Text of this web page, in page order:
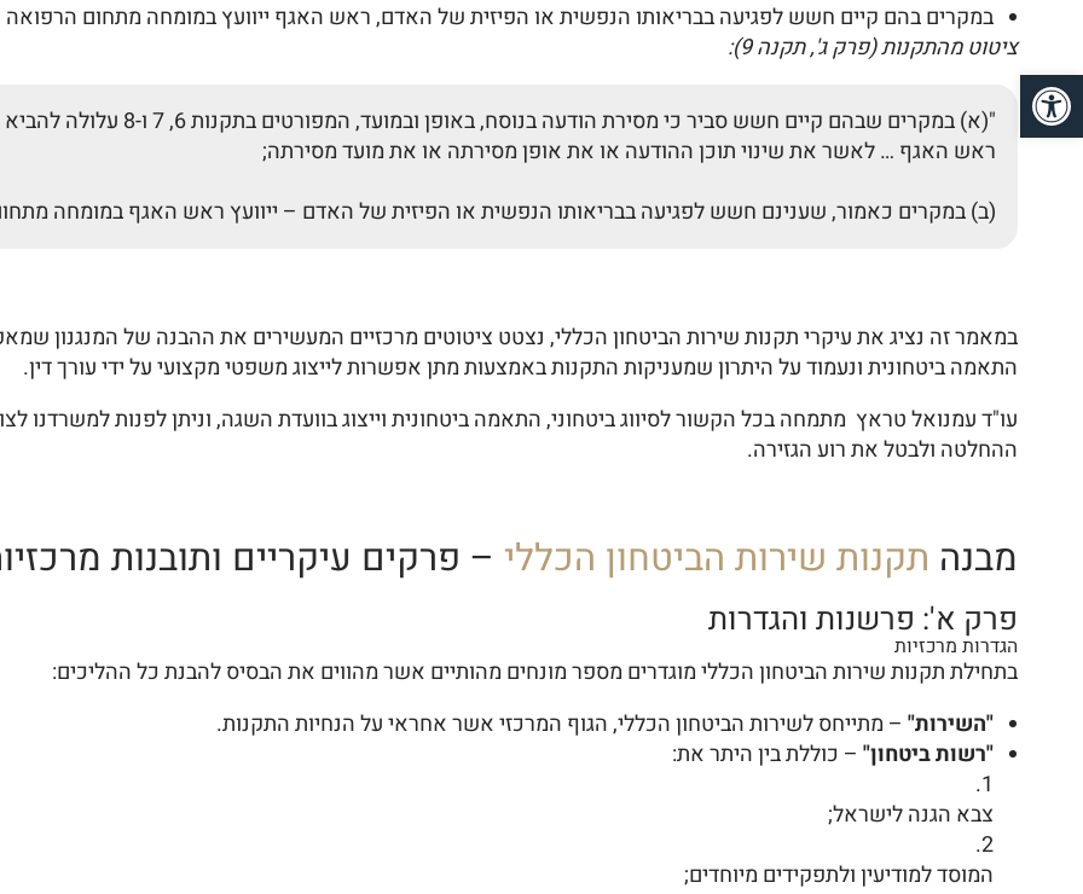
במקרים בהם קיים חשש לפגיעה בבריאותו הנפשית או הפיזית של האדם, ראש האגף ייוועץ במומחה מתחום הרפואה
ציטוט מהתקנות (פרק ג', תקנה 9):
"(א) במקרים שבהם קיים חשש
ראש האגף … לאשר את שינוי תוכן ההודעה או את אופן מסירתה או את מועד מסירתה;
(ב) במקרים כאמור, שענינם חשש לפגיעה בבריאותו הנפשית או הפיזית של האדם – ייוועץ ראש האגף במומחה
במאמר זה נציג את עיקרי תקנות שירות הביטחון הכללי, נצטט ציטוטים מרכזיים המעשירים את ההבנה של המנגנון
התאמה ביטחונית ונעמוד על היתרון שמעניקות התקנות באמצעות מתן אפשרות לייצוג משפטי מקצועי על ידי עורך דין.
עו"ד עמנואל טראץ מתמחה בכל הקשור לסיווג ביטחוני, התאמה ביטחונית וייצוג בוועדת השגה, וניתן לפנות למשרדנו
ההחלטה ולבטל את רוע הגזירה.
מבנה תקנות שירות הביטחון הכללי– פרקים עיקריים ותובנות
פרק א': פרשנות והגדרות
הגדרות מרכזיות
בתחילת תקנות שירות הביטחון הכללי מוגדרים מספר מונחים מהותיים אשר מהווים את הבסיס להבנת כל ההליכים:
"השירות"– מתייחס לשירות הביטחון הכללי, הגוף המרכזי אשר אחראי על הנחיות התקנות.
"רשות ביטחון"– כוללת בין היתר את:
צבא הגנה לישראל;
המוסד למודיעין ולתפקידים מיוחדים;
פתח סרגל נגישות